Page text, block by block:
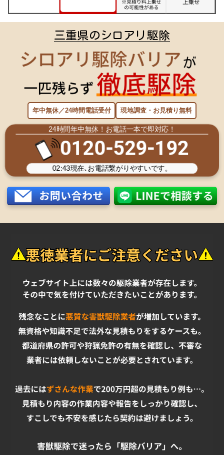
三重県のシロアリ駆除
年中無休／24時間電話受付 現地調査・お見積り無料
24時間年中無休！お電話一本で即対応！
0120-529-192
02:43現在､お電話繋がりやすいです。